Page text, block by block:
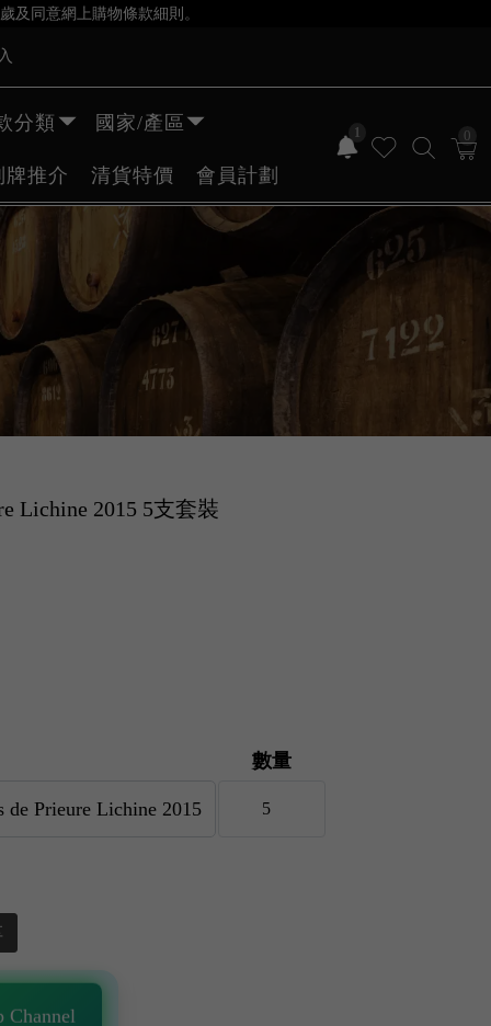
及同意網上購物條款細則。
1 0
分類 國家/產區
牌推介 清貨特價 會員計劃
Lichine 2015 5支套裝
數量
Channel